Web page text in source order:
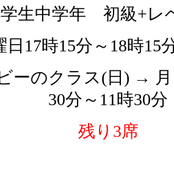
生中学年 初級+レ
日17時15分～18時15
ーのクラス(日) →
30分～11時30分
残り3席